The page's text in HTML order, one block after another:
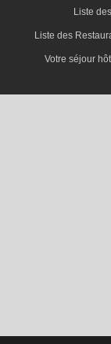
Liste
Liste des
Votre séjour